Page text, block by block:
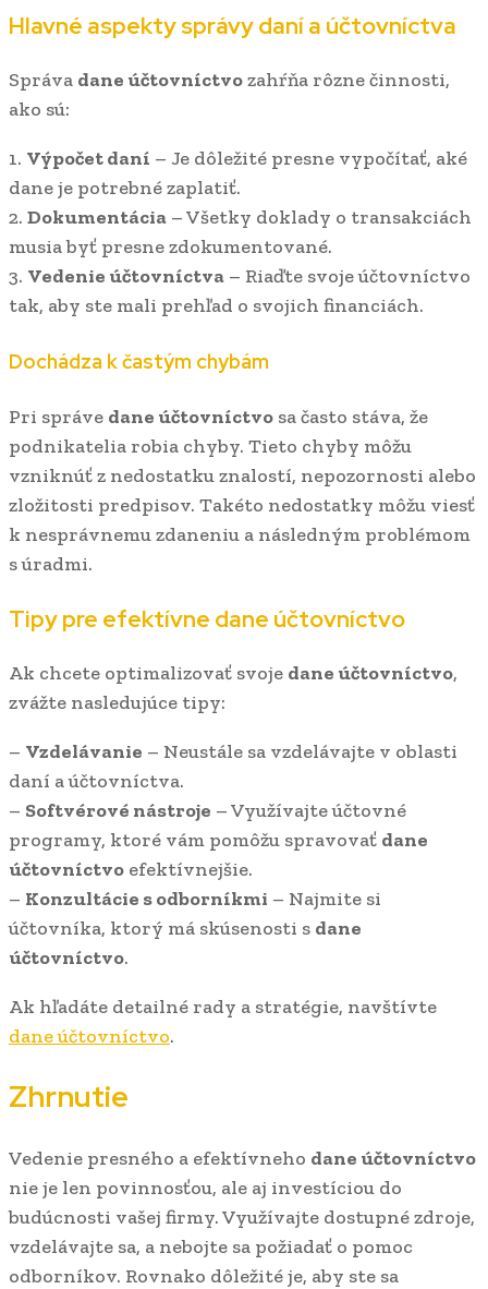
Hlavné aspekty správy daní a účtovníctva
Správa dane účtovníctvozahŕňa rôzne činnosti,
ako sú:
1. Výpočet daní – Je dôležité presne vypočítať, aké
dane je potrebné zaplatiť.
2. Dokumentácia – Všetky doklady o transakciách
musia byť presne zdokumentované.
3. Vedenie účtovníctva – Riaďte svoje účtovníctvo
tak, aby ste mali prehľad o svojich financiách.
Dochádza k častým chybám
Pri správe dane účtovníctvo sa často stáva, že
podnikatelia robia chyby. Tieto chyby môžu
vzniknúť z nedostatku znalostí, nepozornosti alebo
zložitosti predpisov. Takéto nedostatky môžu viesť
k nesprávnemu zdaneniu a následným problémom
s úradmi.
Tipy pre efektívne dane účtovníctvo
Ak chcete optimalizovať svoje dane účtovníctvo,
zvážte nasledujúce tipy:
– Vzdelávanie – Neustále sa vzdelávajte v oblasti
daní a účtovníctva.
– Softvérové nástroje – Využívajte účtovné
programy, ktoré vám pomôžu spravovať dane
účtovníctvo efektívnejšie.
– Konzultácie s odborníkmi – Najmite si
účtovníka, ktorý má skúsenosti s dane
účtovníctvo.
Ak hľadáte detailné rady a stratégie, navštívte
dane účtovníctvo.
Zhrnutie
Vedenie presného a efektívneho dane účtovníctvo
nie je len povinnosťou, ale aj investíciou do
budúcnosti vašej firmy. Využívajte dostupné zdroje,
vzdelávajte sa, a nebojte sa požiadať o pomoc
odborníkov. Rovnako dôležité je, aby ste sa